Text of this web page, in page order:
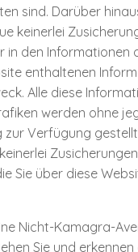
sind. Darüber
keinerlei
in den Informationen
enthaltenen
Alle diese
werden ohne
zur Verfügung
Sie über diese
Nicht-Kamagra-
Sie und